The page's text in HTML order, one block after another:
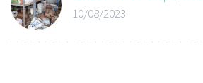
10/08/2023